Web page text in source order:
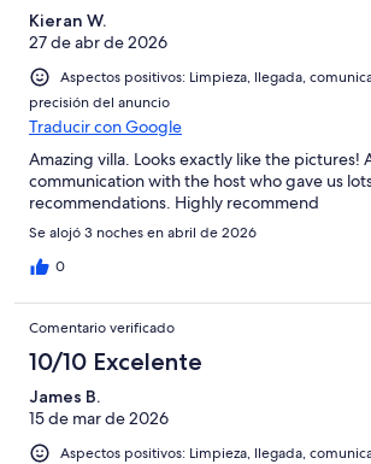
Kieran W.
27 de abr de 2026
Aspectos positivos: Limpieza, llegada,
precisión del anuncio
Traducir con Google
Amazing villa. Looks exactly like the pictures!
communication with the host who gave us
recommendations. Highly recommend
Se alojó 3 noches en abril de 2026
0
Comentario verificado
10/10 Excelente
James B.
15 de mar de 2026
Aspectos positivos: Limpieza, llegada,